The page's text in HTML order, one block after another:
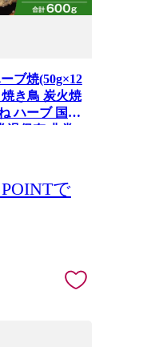
ブ焼(50g×12
き鳥 炭火焼
ハーブ 国産
温保存 非常
簡単調理
で